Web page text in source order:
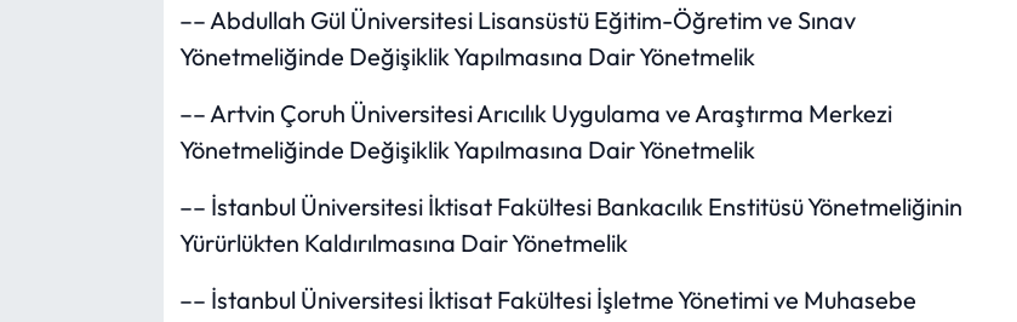
–– Abdullah Gül Üniversitesi Lisansüstü Eğitim-Öğretim ve Sınav
Yönetmeliğinde Değişiklik Yapılmasına Dair Yönetmelik
–– Artvin Çoruh Üniversitesi Arıcılık Uygulama ve Araştırma Merkezi
Yönetmeliğinde Değişiklik Yapılmasına Dair Yönetmelik
–– İstanbul Üniversitesi İktisat Fakültesi Bankacılık Enstitüsü Yönetmeliğinin
Yürürlükten Kaldırılmasına Dair Yönetmelik
–– İstanbul Üniversitesi İktisat Fakültesi İşletme Yönetimi ve Muhasebe